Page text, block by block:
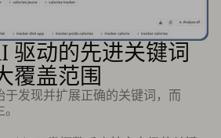
驱动的先进关键词
覆盖范围
于发现并扩展正确的关键词，而